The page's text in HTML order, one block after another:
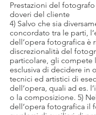
Prestazioni del
doveri del cliente
4) Salvo che sia
concordato tra le parti,
dell’opera fotografica è
discrezionalità del
particolare, gli compete
esclusiva di decidere in
tecnici ed artistici di
dell’opera, quali ad es.
o la composizione. 5)
dell’opera fotografica il